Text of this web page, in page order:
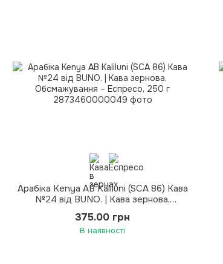
Арабіка Kenya AB Kaliluni (SCA 86) Кава
№24 від BUNO. | Кава зернова,
375.00 грн
В наявності